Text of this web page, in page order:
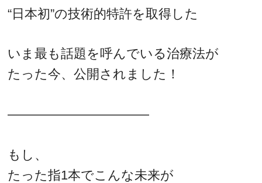
“日本初”の技術的特許を取得した
いま最も話題を呼んでいる治療法が
たった今、公開されました！
―――――――――――
もし、
たった指1本でこんな未来が